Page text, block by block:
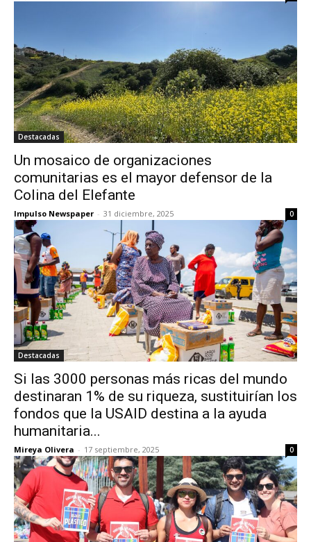
Destacadas
Un mosaico de organizaciones
comunitarias es el mayor defensor de la
Colina del Elefante
Impulso Newspaper - 31 diciembre, 2025 0
Destacadas
Si las 3000 personas más ricas del mundo
destinaran 1% de su riqueza, sustituirían los
fondos que la USAID destina a la ayuda
humanitaria...
Mireya Olivera - 17 septiembre, 2025 0